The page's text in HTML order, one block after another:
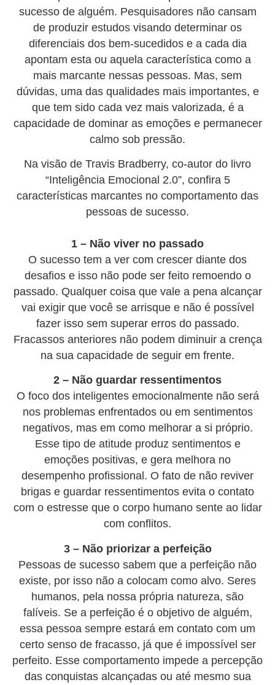
sucesso de alguém. Pesquisadores não cansam
de produzir estudos visando determinar os
diferenciais dos bem-sucedidos e a cada dia
apontam esta ou aquela característica como a
mais marcante nessas pessoas. Mas, sem
dúvidas, uma das qualidades mais importantes, e
que tem sido cada vez mais valorizada, é a
capacidade de dominar as emoções e permanecer
calmo sob pressão.
Na visão de Travis Bradberry, co-autor do livro
“Inteligência Emocional 2.0”, confira 5
características marcantes no comportamento das
pessoas de sucesso.
1 – Não viver no passado
O sucesso tem a ver com crescer diante dos
desafios e isso não pode ser feito remoendo o
passado. Qualquer coisa que vale a pena alcançar
vai exigir que você se arrisque e não é possível
fazer isso sem superar erros do passado.
Fracassos anteriores não podem diminuir a crença
na sua capacidade de seguir em frente.
2 – Não guardar ressentimentos
O foco dos inteligentes emocionalmente não será
nos problemas enfrentados ou em sentimentos
negativos, mas em como melhorar a si próprio.
Esse tipo de atitude produz sentimentos e
emoções positivas, e gera melhora no
desempenho profissional. O fato de não reviver
brigas e guardar ressentimentos evita o contato
com o estresse que o corpo humano sente ao lidar
com conflitos.
3 – Não priorizar a perfeição
Pessoas de sucesso sabem que a perfeição não
existe, por isso não a colocam como alvo. Seres
humanos, pela nossa própria natureza, são
falíveis. Se a perfeição é o objetivo de alguém,
essa pessoa sempre estará em contato com um
certo senso de fracasso, já que é impossível ser
perfeito. Esse comportamento impede a percepção
das conquistas alcançadas ou até mesmo sua